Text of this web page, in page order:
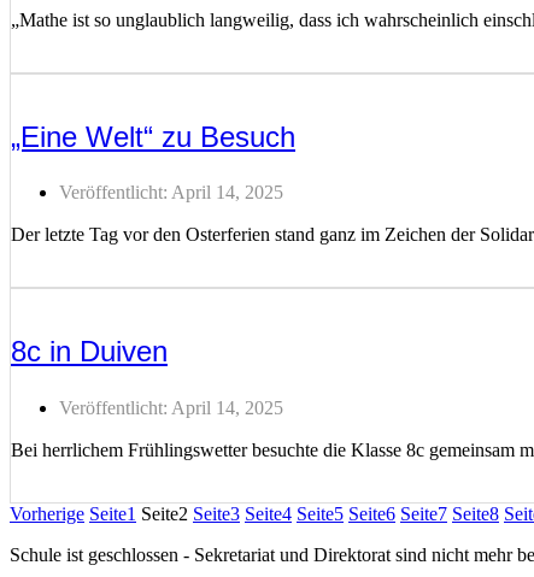
„Mathe ist so unglaublich langweilig, dass ich wahrscheinlich
„Eine Welt“ zu Besuch
Veröffentlicht: April 14, 2025
Der letzte Tag vor den Osterferien stand ganz im Zeichen der
8c in Duiven
Veröffentlicht: April 14, 2025
Bei herrlichem Frühlingswetter besuchte die Klasse 8c gemeinsam
Vorherige Seite1 Seite2 Seite3 Seite4 Seite5 Seite6 Seite7 Seite8
Schule ist geschlossen - Sekretariat und Direktorat sind nicht mehr